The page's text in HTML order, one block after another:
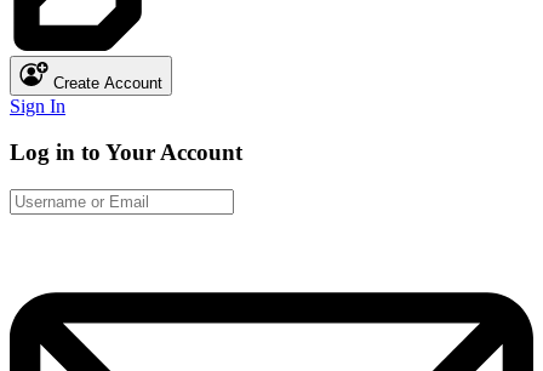
Create Account
Sign In
Log in to Your Account